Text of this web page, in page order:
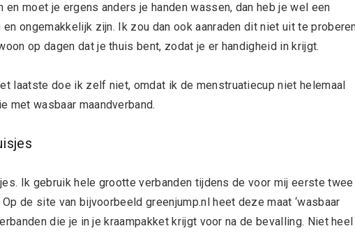
moet je ergens anders je handen wassen, dan heb je wel een
ongemakkelijk zijn. Ik zou dan ook aanraden dit niet uit te
op dagen dat je thuis bent, zodat je er handigheid in krijgt.
laatste doe ik zelf niet, omdat ik de menstruatiecup niet helemaal
met wasbaar maandverband.
Ik gebruik hele grootte verbanden tijdens de voor mij eerste twee
de site van bijvoorbeeld greenjump.nl heet deze maat ‘wasbaar
die je in je kraampakket krijgt voor na de bevalling. Niet heel